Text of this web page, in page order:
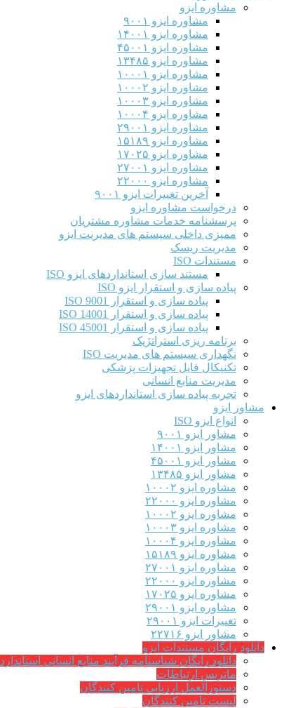
مشاوره ایزو
مشاوره ایزو ۹۰۰۱
مشاوره ایزو ۱۴۰۰۱
مشاوره ایزو ۴۵۰۰۱
مشاوره ایزو ۱۳۴۸۵
مشاوره ایزو ۱۰۰۰۱
مشاوره ایزو ۱۰۰۰۲
مشاوره ایزو ۱۰۰۰۳
مشاوره ایزو ۱۰۰۰۴
مشاوره ایزو ۲۹۰۰۱
مشاوره ایزو ۱۵۱۸۹
مشاوره ایزو ۱۷۰۲۵
مشاوره ایزو ۲۷۰۰۱
مشاوره ایزو ۲۲۰۰۰
آخرین تغییرات ایزو ۹۰۰۱
درخواست مشاوره ایزو
پرسشنامه خدمات مشاوره مشتریان
ممیزی داخلی سیستم های مدیریت ایزو
مدیریت ریسک
مستندات ISO
مستند سازی استانداردهای ایزو ISO
پیاده سازی و استقرار ایزو ISO
پیاده سازی و استقرار ISO 9001​
پیاده سازی و استقرار ISO 14001
پیاده سازی و استقرار ISO 45001
برنامه ریزی استراتژیک
نگهداری سیستم های مدیریت ISO
تکنیکال فایل تجهیزات پزشکی
مدیریت منابع انسانی
تجربه پیاده سازی استانداردهای ایزو
مشاور ایزو
انواع ایزو ISO
مشاور ایزو ۹۰۰۱
مشاور ایزو ۱۴۰۰۱
مشاور ایزو ۴۵۰۰۱
مشاور ایزو ۱۳۴۸۵
مشاوره ایزو ۱۰۰۰۲
مشاوره ایزو ۲۲۰۰۰
مشاوره ایزو ۱۰۰۰۲
مشاوره ایزو ۱۰۰۰۳
مشاوره ایزو ۱۰۰۰۴
مشاوره ایزو ۱۵۱۸۹
مشاوره ایزو ۲۷۰۰۱
مشاوره ایزو ۲۲۰۰۰
مشاوره ایزو ۱۷۰۲۵
مشاوره ایزو ۲۹۰۰۱
تغییرات ایزو ۲۹۰۰۱
مشاور ایزو ۲۲۷۱۶
دانلود رایگان مستندات ایزو
دانلود رایگان شناسنامه فرآیند منابع انسانی استاندارد IATF
ماتریس ارتباطات
دستورالعمل ارزیابی تامین کنندگان
لیست تامین کنندگان